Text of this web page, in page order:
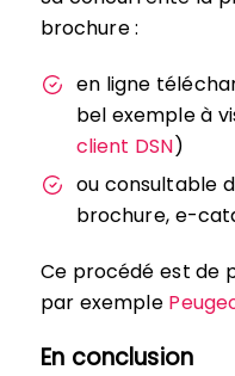
brochure :
en ligne
bel exemple à
client DSN)
ou consultable
brochure, e-
Ce procédé est de
par exemple
En conclusion